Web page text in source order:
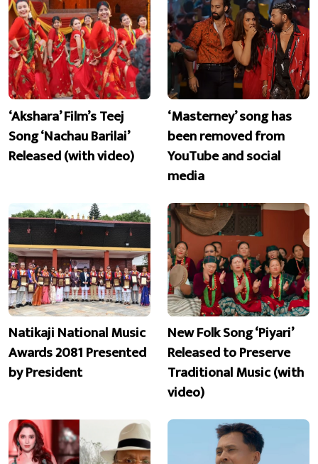
‘Akshara’ Film’s Teej
Song ‘Nachau Barilai’
Released (with video)
‘Masterney’ song has
been removed from
YouTube and social
media
Natikaji National Music
Awards 2081 Presented
by President
New Folk Song ‘Piyari’
Released to Preserve
Traditional Music (with
video)